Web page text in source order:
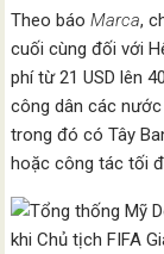
Theo báoMarca,
cuối cùng đối với
phí từ 21 USD lên
công dân các
trong đó có Tây
hoặc công tác tối